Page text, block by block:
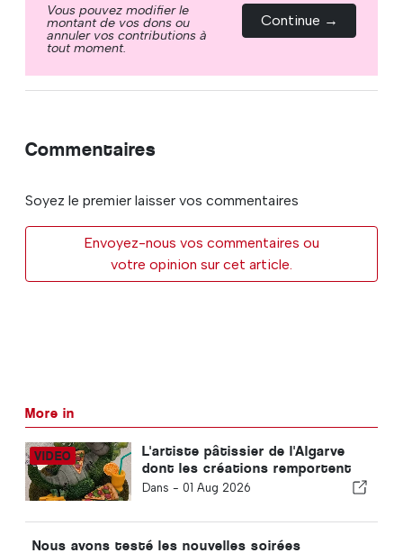
Vous pouvez modifier le
montant de vos dons ou
annuler vos contributions à
tout moment.
Continue →
Commentaires
Soyez le premier laisser vos commentaires
Envoyez-nous vos commentaires ou
votre opinion sur cet article.
More in
L'artiste pâtissier de l'Algarve
dont les créations remportent
des prix internationaux
Dans - 01 Aug 2026
Nous avons testé les nouvelles soirées